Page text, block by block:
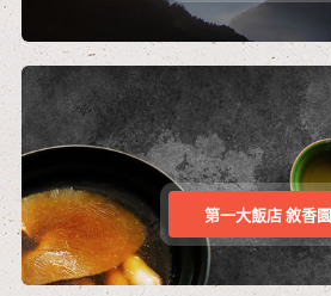
第一大飯店 敘香園